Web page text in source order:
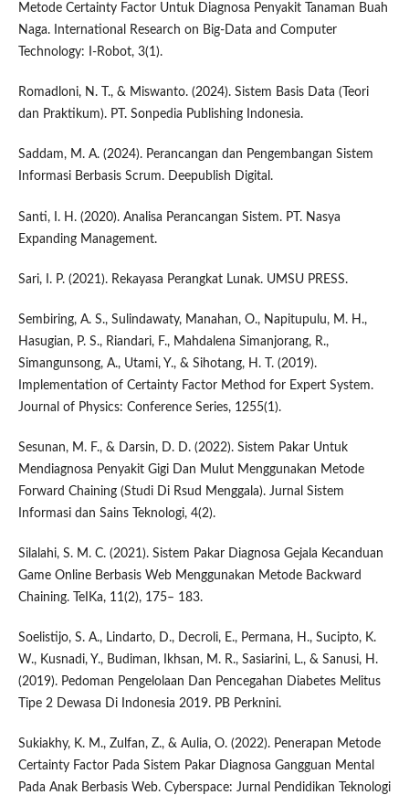
Metode Certainty Factor Untuk Diagnosa Penyakit Tanaman Buah
Naga. International Research on Big-Data and Computer
Technology: I-Robot, 3(1).
Romadloni, N. T., & Miswanto. (2024). Sistem Basis Data (Teori
dan Praktikum). PT. Sonpedia Publishing Indonesia.
Saddam, M. A. (2024). Perancangan dan Pengembangan Sistem
Informasi Berbasis Scrum. Deepublish Digital.
Santi, I. H. (2020). Analisa Perancangan Sistem. PT. Nasya
Expanding Management.
Sari, I. P. (2021). Rekayasa Perangkat Lunak. UMSU PRESS.
Sembiring, A. S., Sulindawaty, Manahan, O., Napitupulu, M. H.,
Hasugian, P. S., Riandari, F., Mahdalena Simanjorang, R.,
Simangunsong, A., Utami, Y., & Sihotang, H. T. (2019).
Implementation of Certainty Factor Method for Expert System.
Journal of Physics: Conference Series, 1255(1).
Sesunan, M. F., & Darsin, D. D. (2022). Sistem Pakar Untuk
Mendiagnosa Penyakit Gigi Dan Mulut Menggunakan Metode
Forward Chaining (Studi Di Rsud Menggala). Jurnal Sistem
Informasi dan Sains Teknologi, 4(2).
Silalahi, S. M. C. (2021). Sistem Pakar Diagnosa Gejala Kecanduan
Game Online Berbasis Web Menggunakan Metode Backward
Chaining. TeIKa, 11(2), 175– 183.
Soelistijo, S. A., Lindarto, D., Decroli, E., Permana, H., Sucipto, K.
W., Kusnadi, Y., Budiman, Ikhsan, M. R., Sasiarini, L., & Sanusi, H.
(2019). Pedoman Pengelolaan Dan Pencegahan Diabetes Melitus
Tipe 2 Dewasa Di Indonesia 2019. PB Perknini.
Sukiakhy, K. M., Zulfan, Z., & Aulia, O. (2022). Penerapan Metode
Certainty Factor Pada Sistem Pakar Diagnosa Gangguan Mental
Pada Anak Berbasis Web. Cyberspace: Jurnal Pendidikan Teknologi